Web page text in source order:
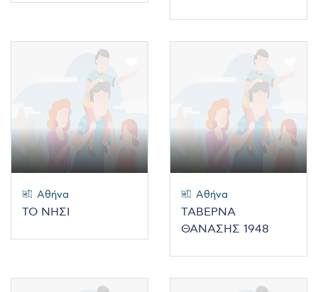
Αθήνα
ΤΟ ΝΗΣΙ
Αθήνα
ΤΑΒΕΡΝΑ
ΘΑΝΑΣΗΣ 1948